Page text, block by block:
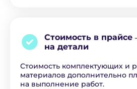
Стоимость в
на детали
Стоимость комплектующих и
материалов дополнительно
на выполнение работ.